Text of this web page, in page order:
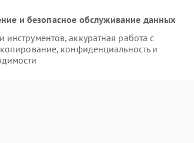
и безопасное обслуживание данных
аккуратная работа с
конфиденциальность и